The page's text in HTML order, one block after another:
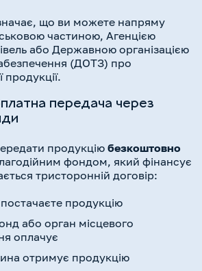
що ви можете напряму
частиною, Агенцією
або Державною організацією
(ДОТЗ) про
передача через
продукцію безкоштовно
фондом, який фінансує
тристоронній договір:
продукцію
або орган місцевого
оплачує
отримує продукцію